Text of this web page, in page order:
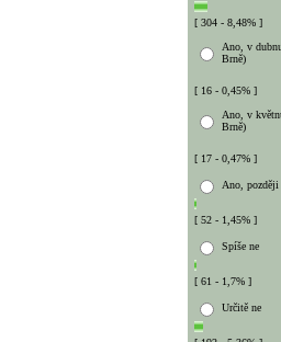
[ 304 - 8,48% ]
Ano, v
Brně)
[ 16 - 0,45% ]
Ano, v
Brně)
[ 17 - 0,47% ]
Ano,
[ 52 - 1,45% ]
Spíše ne
[ 61 - 1,7% ]
Určitě ne